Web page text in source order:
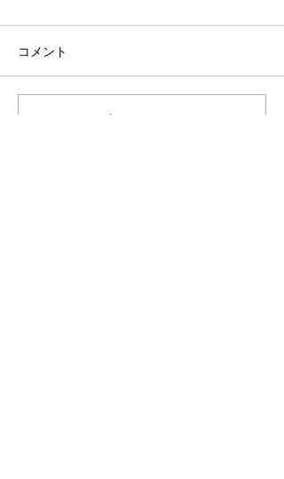
2026/08/06 市松参戦
コメント